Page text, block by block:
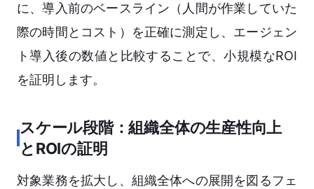
に、導入前のベースライン（人間が作業していた
際の時間とコスト）を正確に測定し、エージェン
ト導入後の数値と比較することで、小規模なROI
を証明します。
スケール段階：組織全体の生産性向上
とROIの証明
対象業務を拡大し、組織全体への展開を図るフェ